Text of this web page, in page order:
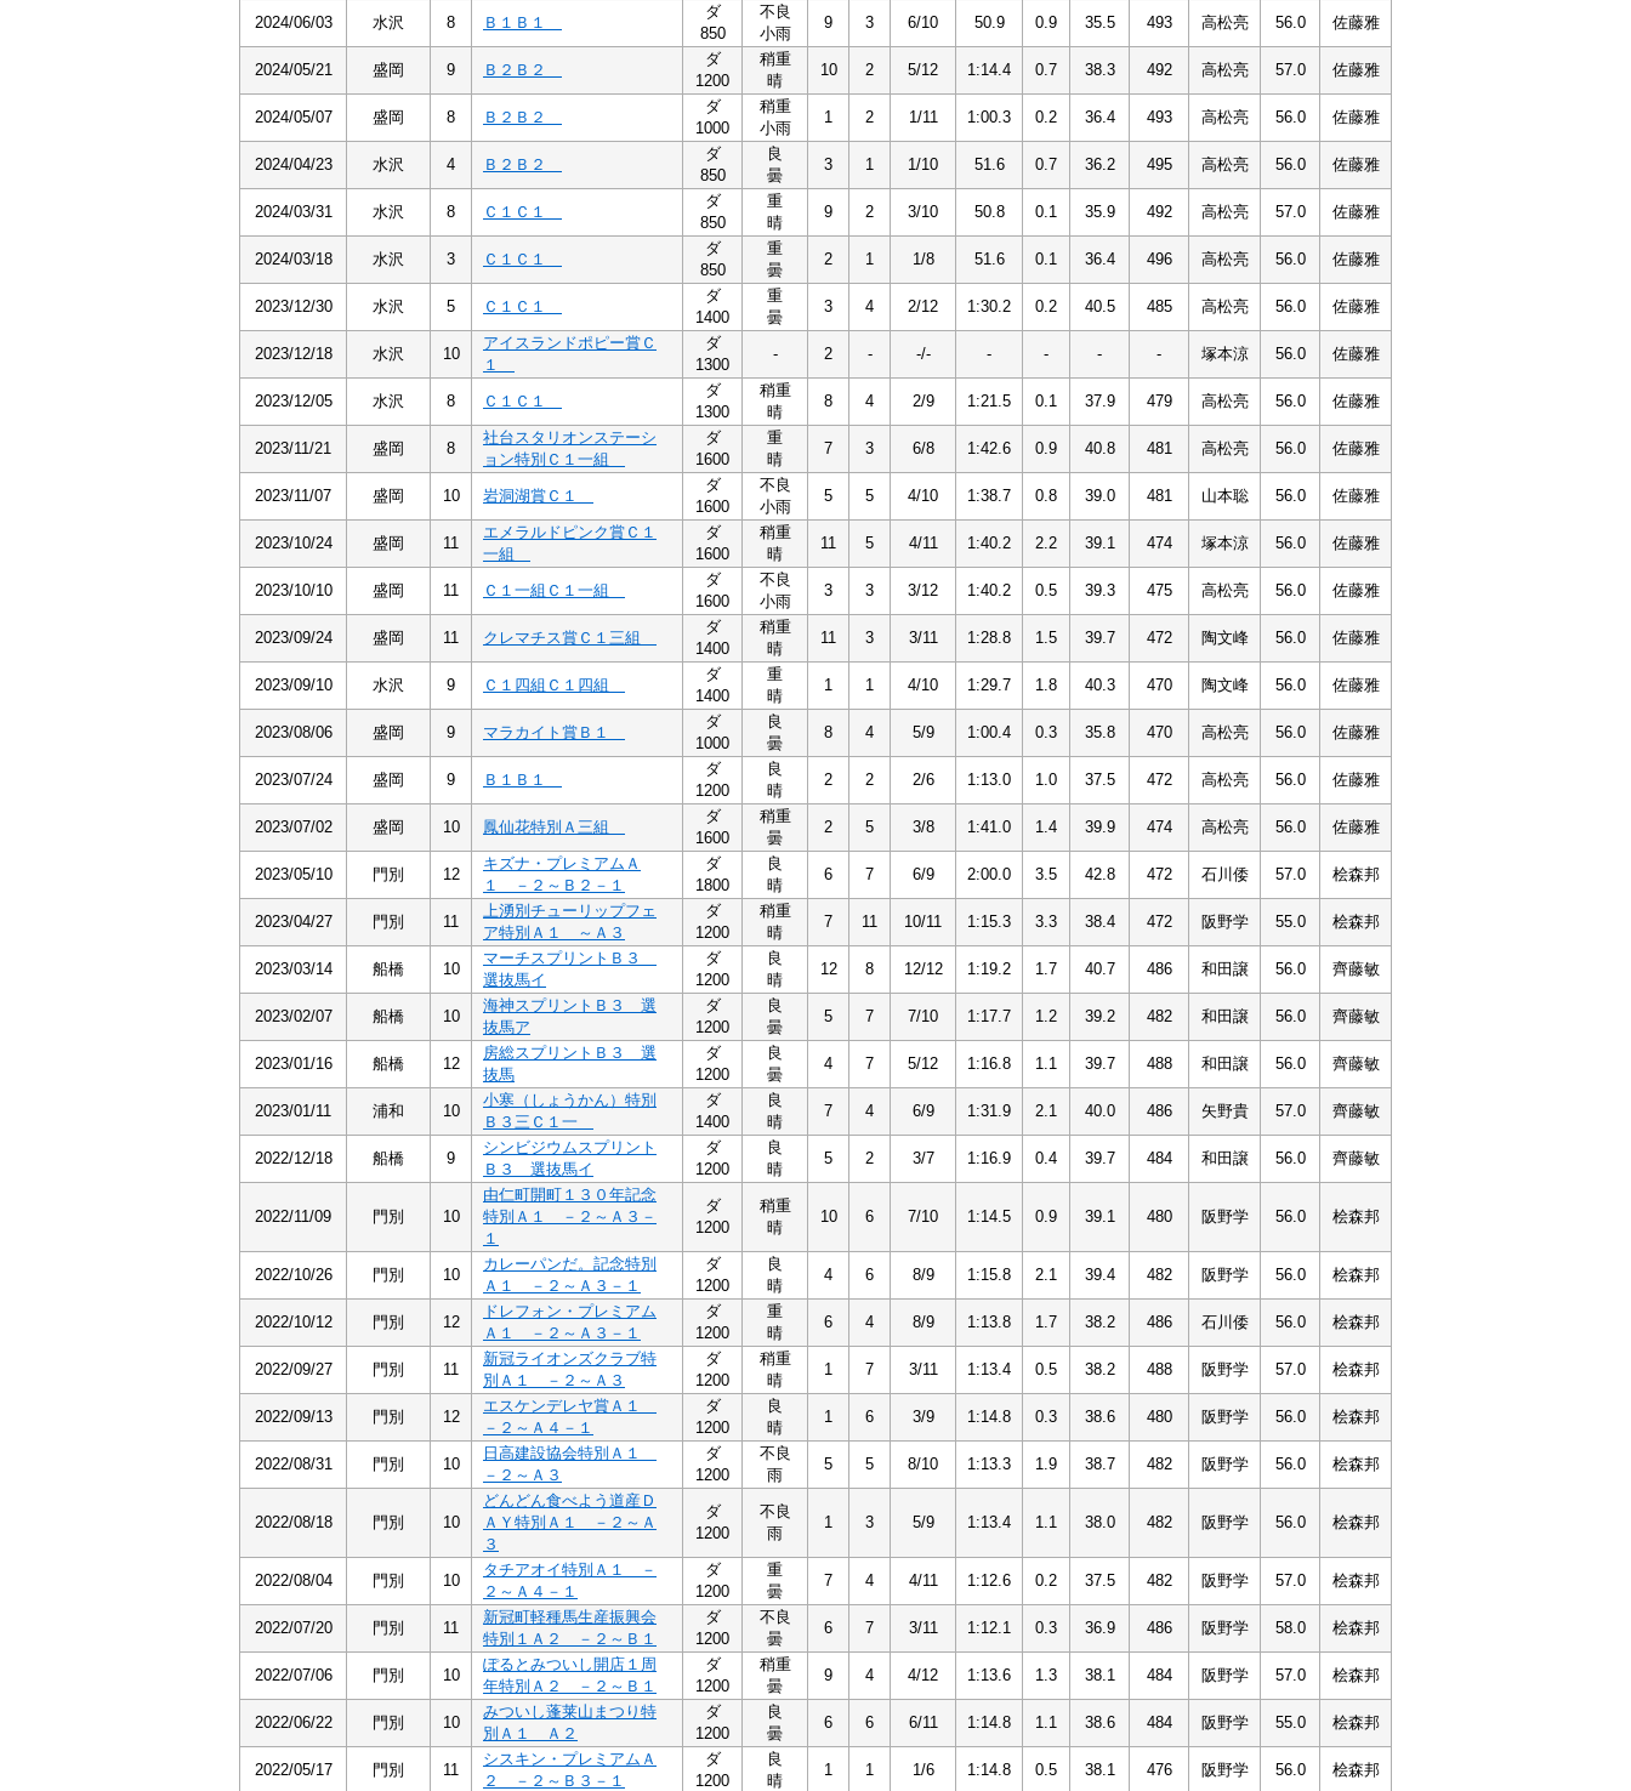
2024/06/03 水沢 8 Ｂ１Ｂ１
ダ
850
不良
小雨
9 3 6/10 50.9 0.9 35.5 493 高松亮 56.0 佐藤雅
2024/05/21 盛岡 9 Ｂ２Ｂ２
ダ
1200
稍重
晴
10 2 5/12 1:14.4 0.7 38.3 492 高松亮 57.0 佐藤雅
2024/05/07 盛岡 8 Ｂ２Ｂ２
ダ
1000
稍重
小雨
1 2 1/11 1:00.3 0.2 36.4 493 高松亮 56.0 佐藤雅
2024/04/23 水沢 4 Ｂ２Ｂ２
ダ
850
良
曇
3 1 1/10 51.6 0.7 36.2 495 高松亮 56.0 佐藤雅
2024/03/31 水沢 8 Ｃ１Ｃ１
ダ
850
重
晴
9 2 3/10 50.8 0.1 35.9 492 高松亮 57.0 佐藤雅
2024/03/18 水沢 3 Ｃ１Ｃ１
ダ
850
重
曇
2 1 1/8 51.6 0.1 36.4 496 高松亮 56.0 佐藤雅
2023/12/30 水沢 5 Ｃ１Ｃ１
ダ
1400
重
曇
3 4 2/12 1:30.2 0.2 40.5 485 高松亮 56.0 佐藤雅
2023/12/18 水沢 10
アイスランドポピー賞Ｃ
１
ダ
1300
- 2 - -/- - - - - 塚本涼 56.0 佐藤雅
2023/12/05 水沢 8 Ｃ１Ｃ１
ダ
1300
稍重
晴
8 4 2/9 1:21.5 0.1 37.9 479 高松亮 56.0 佐藤雅
2023/11/21 盛岡 8
社台スタリオンステーシ
ョン特別Ｃ１一組
ダ
1600
重
晴
7 3 6/8 1:42.6 0.9 40.8 481 高松亮 56.0 佐藤雅
2023/11/07 盛岡 10 岩洞湖賞Ｃ１
ダ
1600
不良
小雨
5 5 4/10 1:38.7 0.8 39.0 481 山本聡 56.0 佐藤雅
2023/10/24 盛岡 11
エメラルドピンク賞Ｃ１
一組
ダ
1600
稍重
晴
11 5 4/11 1:40.2 2.2 39.1 474 塚本涼 56.0 佐藤雅
2023/10/10 盛岡 11 Ｃ１一組Ｃ１一組
ダ
1600
不良
小雨
3 3 3/12 1:40.2 0.5 39.3 475 高松亮 56.0 佐藤雅
2023/09/24 盛岡 11 クレマチス賞Ｃ１三組
ダ
1400
稍重
晴
11 3 3/11 1:28.8 1.5 39.7 472 陶文峰 56.0 佐藤雅
2023/09/10 水沢 9 Ｃ１四組Ｃ１四組
ダ
1400
重
晴
1 1 4/10 1:29.7 1.8 40.3 470 陶文峰 56.0 佐藤雅
2023/08/06 盛岡 9 マラカイト賞Ｂ１
ダ
1000
良
曇
8 4 5/9 1:00.4 0.3 35.8 470 高松亮 56.0 佐藤雅
2023/07/24 盛岡 9 Ｂ１Ｂ１
ダ
1200
良
晴
2 2 2/6 1:13.0 1.0 37.5 472 高松亮 56.0 佐藤雅
2023/07/02 盛岡 10 鳳仙花特別Ａ三組
ダ
1600
稍重
曇
2 5 3/8 1:41.0 1.4 39.9 474 高松亮 56.0 佐藤雅
2023/05/10 門別 12
キズナ・プレミアムＡ
１ －２～Ｂ２－１
ダ
1800
良
晴
6 7 6/9 2:00.0 3.5 42.8 472 石川倭 57.0 桧森邦
2023/04/27 門別 11
上湧別チューリップフェ
ア特別Ａ１ ～Ａ３
ダ
1200
稍重
晴
7 11 10/11 1:15.3 3.3 38.4 472 阪野学 55.0 桧森邦
2023/03/14 船橋 10
マーチスプリントＢ３
選抜馬イ
ダ
1200
良
晴
12 8 12/12 1:19.2 1.7 40.7 486 和田譲 56.0 齊藤敏
2023/02/07 船橋 10
海神スプリントＢ３ 選
抜馬ア
ダ
1200
良
曇
5 7 7/10 1:17.7 1.2 39.2 482 和田譲 56.0 齊藤敏
2023/01/16 船橋 12
房総スプリントＢ３ 選
抜馬
ダ
1200
良
曇
4 7 5/12 1:16.8 1.1 39.7 488 和田譲 56.0 齊藤敏
2023/01/11 浦和 10
小寒（しょうかん）特別
Ｂ３三Ｃ１一
ダ
1400
良
晴
7 4 6/9 1:31.9 2.1 40.0 486 矢野貴 57.0 齊藤敏
2022/12/18 船橋 9
シンビジウムスプリント
Ｂ３ 選抜馬イ
ダ
1200
良
晴
5 2 3/7 1:16.9 0.4 39.7 484 和田譲 56.0 齊藤敏
2022/11/09 門別 10
由仁町開町１３０年記念
特別Ａ１ －２～Ａ３－
１
ダ
1200
稍重
晴
10 6 7/10 1:14.5 0.9 39.1 480 阪野学 56.0 桧森邦
2022/10/26 門別 10
カレーパンだ。記念特別
Ａ１ －２～Ａ３－１
ダ
1200
良
晴
4 6 8/9 1:15.8 2.1 39.4 482 阪野学 56.0 桧森邦
2022/10/12 門別 12
ドレフォン・プレミアム
Ａ１ －２～Ａ３－１
ダ
1200
重
晴
6 4 8/9 1:13.8 1.7 38.2 486 石川倭 56.0 桧森邦
2022/09/27 門別 11
新冠ライオンズクラブ特
別Ａ１ －２～Ａ３
ダ
1200
稍重
晴
1 7 3/11 1:13.4 0.5 38.2 488 阪野学 57.0 桧森邦
2022/09/13 門別 12
エスケンデレヤ賞Ａ１
－２～Ａ４－１
ダ
1200
良
晴
1 6 3/9 1:14.8 0.3 38.6 480 阪野学 56.0 桧森邦
2022/08/31 門別 10
日高建設協会特別Ａ１
－２～Ａ３
ダ
1200
不良
雨
5 5 8/10 1:13.3 1.9 38.7 482 阪野学 56.0 桧森邦
2022/08/18 門別 10
どんどん食べよう道産Ｄ
ＡＹ特別Ａ１ －２～Ａ
３
ダ
1200
不良
雨
1 3 5/9 1:13.4 1.1 38.0 482 阪野学 56.0 桧森邦
2022/08/04 門別 10
タチアオイ特別Ａ１ －
２～Ａ４－１
ダ
1200
重
曇
7 4 4/11 1:12.6 0.2 37.5 482 阪野学 57.0 桧森邦
2022/07/20 門別 11
新冠町軽種馬生産振興会
特別１Ａ２ －２～Ｂ１
ダ
1200
不良
曇
6 7 3/11 1:12.1 0.3 36.9 486 阪野学 58.0 桧森邦
2022/07/06 門別 10
ぽるとみついし開店１周
年特別Ａ２ －２～Ｂ１
ダ
1200
稍重
曇
9 4 4/12 1:13.6 1.3 38.1 484 阪野学 57.0 桧森邦
2022/06/22 門別 10
みついし蓬莱山まつり特
別Ａ１ Ａ２
ダ
1200
良
曇
6 6 6/11 1:14.8 1.1 38.6 484 阪野学 55.0 桧森邦
2022/05/17 門別 11
シスキン・プレミアムＡ
２ －２～Ｂ３－１
ダ
1200
良
晴
1 1 1/6 1:14.8 0.5 38.1 476 阪野学 56.0 桧森邦